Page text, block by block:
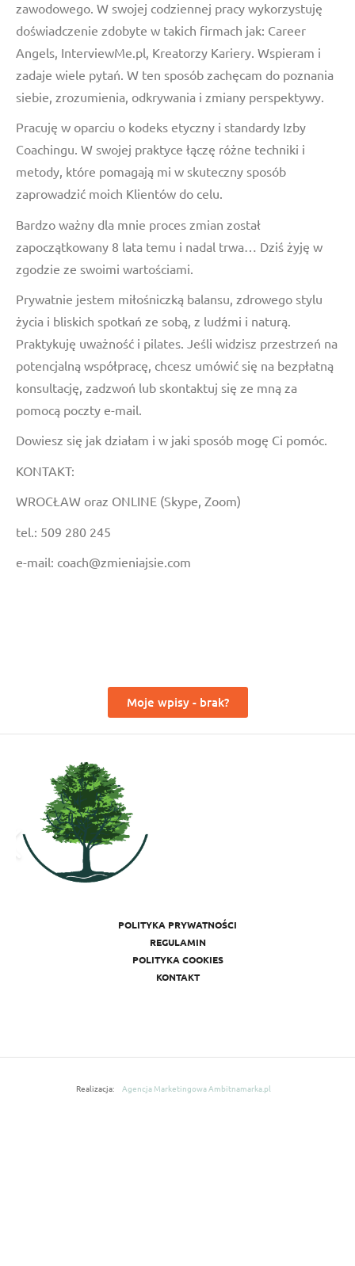
zawodowego. W swojej codziennej pracy wykorzystuję
doświadczenie zdobyte w takich firmach jak: Career
Angels, InterviewMe.pl, Kreatorzy Kariery. Wspieram i
zadaje wiele pytań. W ten sposób zachęcam do poznania
siebie, zrozumienia, odkrywania i zmiany perspektywy.
Pracuję w oparciu o kodeks etyczny i standardy Izby
Coachingu. W swojej praktyce łączę różne techniki i
metody, które pomagają mi w skuteczny sposób
zaprowadzić moich Klientów do celu.
Bardzo ważny dla mnie proces zmian został
zapoczątkowany 8 lata temu i nadal trwa… Dziś żyję w
zgodzie ze swoimi wartościami.
Prywatnie jestem miłośniczką balansu, zdrowego stylu
życia i bliskich spotkań ze sobą, z ludźmi i naturą.
Praktykuję uważność i pilates. Jeśli widzisz przestrzeń na
potencjalną współpracę, chcesz umówić się na bezpłatną
konsultację, zadzwoń lub skontaktuj się ze mną za
pomocą poczty e-mail.
Dowiesz się jak działam i w jaki sposób mogę Ci pomóc.
KONTAKT:
WROCŁAW oraz ONLINE (Skype, Zoom)
tel.: 509 280 245
e-mail: coach@zmieniajsie.com
Moje wpisy - brak?
POLITYKA PRYWATNOŚCI
REGULAMIN
POLITYKA COOKIES
KONTAKT
Realizacja: Agencja Marketingowa Ambitnamarka.pl